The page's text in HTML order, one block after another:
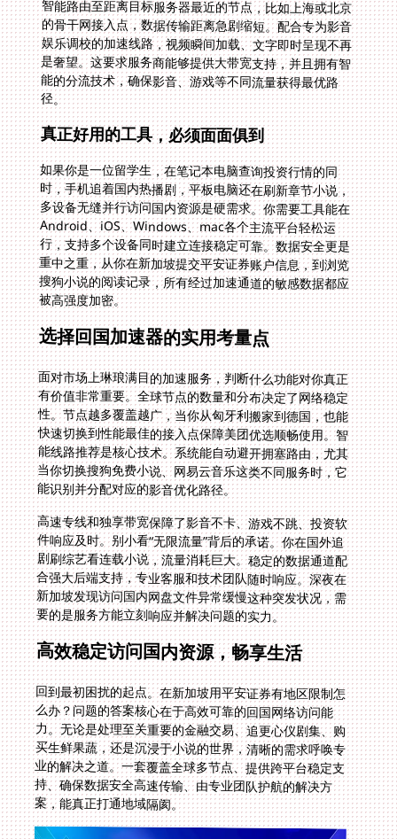
径。
真正好用的工具，必须面面俱到
如果你是一位留学生，在笔记本电脑查询投资行情的同
时，手机追着国内热播剧，平板电脑还在刷新章节小说，
多设备无缝并行访问国内资源是硬需求。你需要工具能在
Android、iOS、Windows、mac各个主流平台轻松运
行，支持多个设备同时建立连接稳定可靠。数据安全更是
重中之重，从你在新加坡提交平安证券账户信息，到浏览
搜狗小说的阅读记录，所有经过加速通道的敏感数据都应
被高强度加密。
选择回国加速器的实用考量点
面对市场上琳琅满目的加速服务，判断什么功能对你真正
有价值非常重要。全球节点的数量和分布决定了网络稳定
性。节点越多覆盖越广，当你从匈牙利搬家到德国，也能
快速切换到性能最佳的接入点保障美团优选顺畅使用。智
能线路推荐是核心技术。系统能自动避开拥塞路由，尤其
当你切换搜狗免费小说、网易云音乐这类不同服务时，它
能识别并分配对应的影音优化路径。
高速专线和独享带宽保障了影音不卡、游戏不跳、投资软
件响应及时。别小看“无限流量”背后的承诺。你在国外追
剧刷综艺看连载小说，流量消耗巨大。稳定的数据通道配
合强大后端支持，专业客服和技术团队随时响应。深夜在
新加坡发现访问国内网盘文件异常缓慢这种突发状况，需
要的是服务方能立刻响应并解决问题的实力。
高效稳定访问国内资源，畅享生活
回到最初困扰的起点。在新加坡用平安证券有地区限制怎
么办？问题的答案核心在于高效可靠的回国网络访问能
力。无论是处理至关重要的金融交易、追更心仪剧集、购
买生鲜果蔬，还是沉浸于小说的世界，清晰的需求呼唤专
业的解决之道。一套覆盖全球多节点、提供跨平台稳定支
持、确保数据安全高速传输、由专业团队护航的解决方
案，能真正打通地域隔阂。